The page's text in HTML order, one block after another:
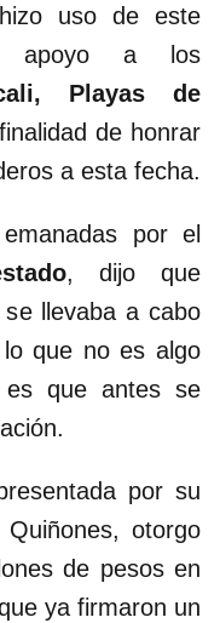
uso de este
apoyo a los
Playas de
de honrar
a esta fecha.
por el
, dijo que
llevaba a cabo
que no es algo
es que antes se
por su
otorgo
de pesos en
ya firmaron un